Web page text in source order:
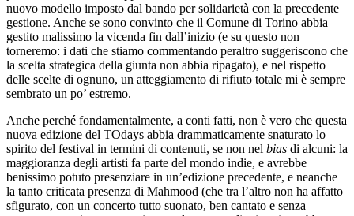
nuovo modello imposto dal bando per solidarietà con la precedente
gestione. Anche se sono convinto che il Comune di Torino abbia
gestito malissimo la vicenda fin dall’inizio (e su questo non
torneremo: i dati che stiamo commentando peraltro suggeriscono che
la scelta strategica della giunta non abbia ripagato), e nel rispetto
delle scelte di ognuno, un atteggiamento di rifiuto totale mi è sempre
sembrato un po’ estremo.
Anche perché fondamentalmente, a conti fatti, non è vero che questa
nuova edizione del TOdays abbia drammaticamente snaturato lo
spirito del festival in termini di contenuti, se non nel bias di alcuni: la
maggioranza degli artisti fa parte del mondo indie, e avrebbe
benissimo potuto presenziare in un’edizione precedente, e neanche
la tanto criticata presenza di Mahmood (che tra l’altro non ha affatto
sfigurato, con un concerto tutto suonato, ben cantato e senza